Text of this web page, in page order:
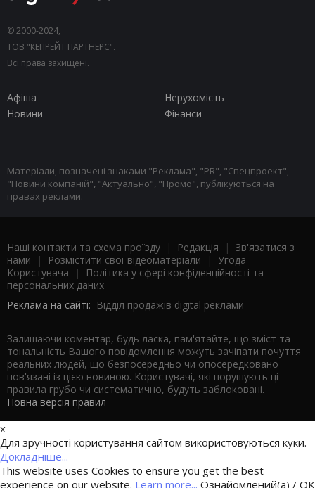
© 2000-2024,
ТОВ "КЕПРЕЙТ ПАРТНЕРС".
Всі права захищені.
Афіша
Нерухомість
Новини
Фінанси
Матеріали, позначені знаками "Реклама", "PR", "Спецпроект",
"Новини компаній", "Актуально", "Промо", публікуються на
правах реклами.
Наші контакти та схема проїзду | Редакція | Зв'язатися з
нами | Розмістити свої відеоматеріали | Угода
Користувача |
Політика у сфері конфіденційності та
персональних даних
Реклама на сайті: Відділ продажів digital реклами
Залишаючи коментар, будь ласка, пам'ятайте, що зміст та
тональність Вашого повідомлення можуть зачіпати почуття
реальних людей, що безпосередньо чи опосередковано
пов'язані із цією новиною. Користувачі, які порушують ці
правила грубо чи систематично, будуть заблоковані.
Повна версія правил
x
Для зручності користування сайтом використовуються куки.
Докладніше...
This website uses Cookies to ensure you get the best
experience on our website. Learn more... Ознайомлений(а) / OK